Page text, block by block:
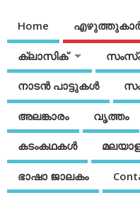
Home
ക്ലാസിക്
നാടന്‍ പാട്ടുകള്‍
അലങ്കാരം വൃത്തം
കടംകഥകള്‍
ഭാഷാ ജാലകം